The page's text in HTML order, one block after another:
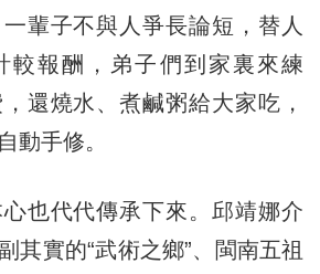
輩子不與人爭長論短，替人
較報酬，弟子們到家裏來練
還燒水、煮鹹粥給大家吃，
動手修。
代代傳承下來。邱靖娜介
其實的“武術之鄉”、閩南五祖